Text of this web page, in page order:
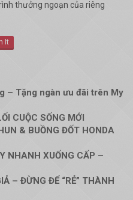
thưởng ngoạn của riêng
It
– Tặng ngàn ưu đãi trên My
CUỘC SỐNG MỚI
& BUỒNG ĐỐT HONDA
NHANH XUỐNG CẤP –
– ĐỪNG ĐỂ “RẺ” THÀNH